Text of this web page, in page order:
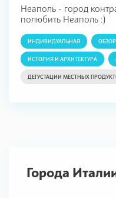
Неаполь - город
полюбить Неаполь :)
ИНДИВИДУАЛЬНАЯ
ИСТОРИЯ И АРХИТЕКТУРА
ДЕГУСТАЦИИ МЕСТНЫХ
Города